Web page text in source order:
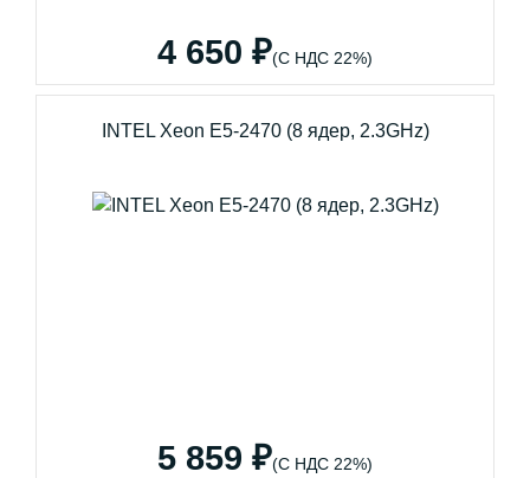
4 650 ₽(С НДС 22%)
INTEL Xeon E5-2470 (8 ядер, 2.3GHz)
5 859 ₽(С НДС 22%)